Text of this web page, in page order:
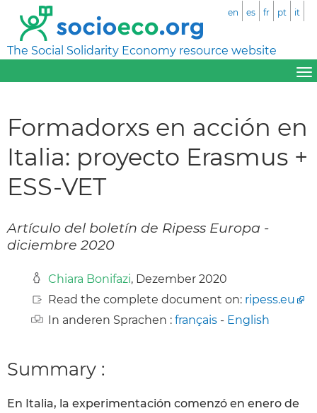
The Social Solidarity Economy resource website
en es fr pt it
Formadorxs en acción en
Italia: proyecto Erasmus +
ESS-VET
Artículo del boletín de Ripess Europa -
diciembre 2020
Chiara Bonifazi, Dezember 2020
Read the complete document on: ripess.eu
In anderen Sprachen : français - English
Summary :
En Italia, la experimentación comenzó en enero de